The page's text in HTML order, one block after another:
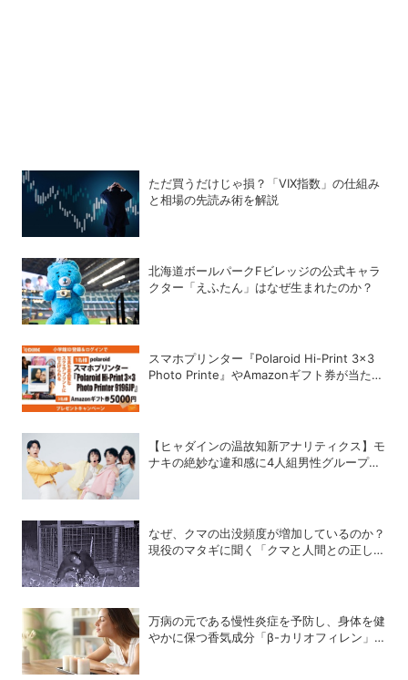
ただ買うだけじゃ損？「VIX指数」の仕組み
と相場の先読み術を解説
北海道ボールパークFビレッジの公式キャラ
クター「えふたん」はなぜ生まれたのか？
スマホプリンター『Polaroid Hi-Print 3×3
Photo Printe』やAmazonギフト券が当た
【ヒャダインの温故知新アナリティクス】モ
ナキの絶妙な違和感に4人組男性グループの
なぜ、クマの出没頻度が増加しているのか？
現役のマタギに聞く「クマと人間との正しい
万病の元である慢性炎症を予防し、身体を健
やかに保つ香気成分「β-カリオフィレン」